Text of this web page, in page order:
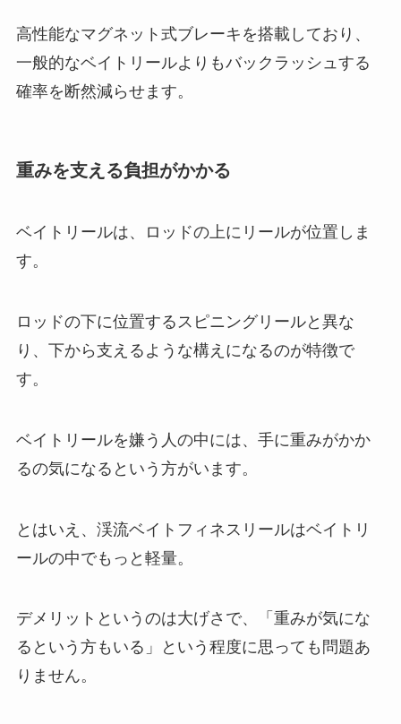
高性能なマグネット式ブレーキを搭載しており、
一般的なベイトリールよりもバックラッシュする
確率を断然減らせます。
重みを支える負担がかかる
ベイトリールは、ロッドの上にリールが位置しま
す。
ロッドの下に位置するスピニングリールと異な
り、下から支えるような構えになるのが特徴で
す。
ベイトリールを嫌う人の中には、手に重みがかか
るの気になるという方がいます。
とはいえ、渓流ベイトフィネスリールはベイトリ
ールの中でもっと軽量。
デメリットというのは大げさで、「重みが気にな
るという方もいる」という程度に思っても問題あ
りません。